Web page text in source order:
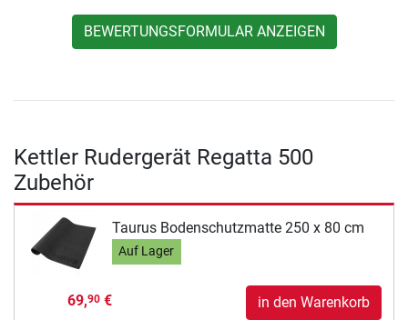
BEWERTUNGSFORMULAR ANZEIGEN
Kettler Rudergerät Regatta 500
Zubehör
Taurus Bodenschutzmatte 250 x 80 cm
Auf Lager
69,90€ in den Warenkorb